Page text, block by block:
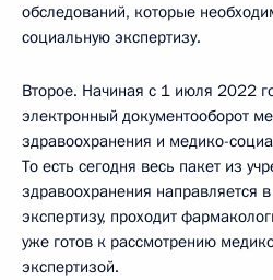
обследований, которые
социальную экспертизу.
Второе. Начиная с 1 июля 2022
электронный документооборот
здравоохранения и медико-
То есть сегодня весь пакет из
здравоохранения направляется
экспертизу, проходит
уже готов к рассмотрению
экспертизой.